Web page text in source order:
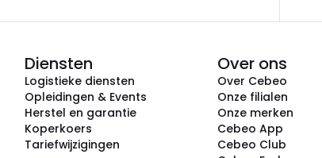
Diensten
Logistieke diensten
Opleidingen & Events
Herstel en garantie
Koperkoers
Tariefwijzigingen
Over ons
Over Cebeo
Onze filialen
Onze merken
Cebeo App
Cebeo Club